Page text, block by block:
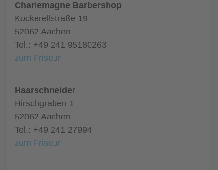
Charlemagne Barbershop
Kockerellstraße 19
52062 Aachen
Tel.: +49 241 95180263
zum Friseur
Haarschneider
Hirschgraben 1
52062 Aachen
Tel.: +49 241 27994
zum Friseur